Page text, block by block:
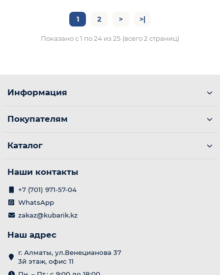
1 2 > >|
Показано с 1 по 24 из 25 (всего 2 страниц)
Информация
Покупателям
Каталог
Наши контакты
+7 (701) 971-57-04
WhatsApp
zakaz@kubarik.kz
Наш адрес
г. Алматы, ул.Венецианова 37
3й этаж, офис 11